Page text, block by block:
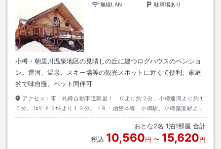
無線LAN
駐車場あり
小樽・朝里川温泉地区の見晴しの丘に建つログハウスのペンショ
ン。運河、温泉、スキー場等の観光スポットに近くて便利。家庭
的で味自慢。ペット同伴可
アクセス： 車：札樽自動車道朝里Ｉ．Ｃより約２分。小樽運河より約１
５分。ﾌｪﾘｰﾀｰﾐﾅﾙより１３分。ＪＲ：函館本線 小樽駅、小樽築港駅より
朝里川温泉行のバスにて木工団地下車徒歩２分。朝里駅に無料送迎有り
おとな2名 1泊1部屋 合計
税込 10,560円 〜 15,620円